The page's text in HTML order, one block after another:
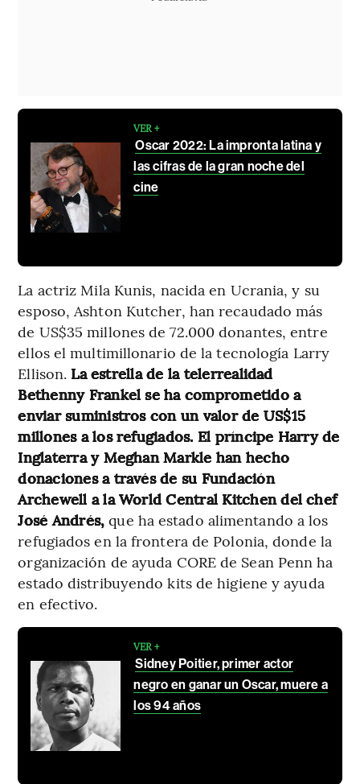
VER +
Oscar 2022: La impronta latina y
las cifras de la gran noche del
cine
La actriz Mila Kunis, nacida en Ucrania, y su
esposo, Ashton Kutcher, han recaudado más
de US$35 millones de 72.000 donantes, entre
ellos el multimillonario de la tecnología Larry
Ellison. La estrella de la telerrealidad
Bethenny Frankel se ha comprometido a
enviar suministros con un valor de US$15
millones a los refugiados. El príncipe Harry de
Inglaterra y Meghan Markle han hecho
donaciones a través de su Fundación
Archewell a la World Central Kitchen del chef
José Andrés, que ha estado alimentando a los
refugiados en la frontera de Polonia, donde la
organización de ayuda CORE de Sean Penn ha
estado distribuyendo kits de higiene y ayuda
en efectivo.
VER +
Sidney Poitier, primer actor
negro en ganar un Oscar, muere a
los 94 años